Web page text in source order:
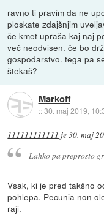
ravno ti pravim da ne
ploskate zdajšnjim
če kmet upraša kaj naj
več neodvisen. če bo
gospodarstvo. tega pa
štekaš?
Markoff
::30. maj 2019,
111111111111 je30. maj
Lahko pa preprosto
Vsak, ki je pred takšno
pohlepa. Pecunia non
raji.